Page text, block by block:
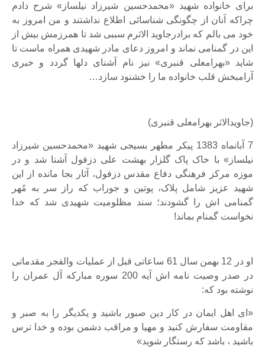
برای خانواده شهید «محمدحسین شیرزاد نیلساز» شرح دادم
چراکه آنان از چگونگی شناسائی اطلاع نداشتند و من امروز به
خود می بالم که برادرجاوید الاثرم سببی شد تا همرزمش بیش از
این در گمنامی نماند و امروز دعای مادر شهیدی همراه ماست تا
شاید «بهرامعلی قنبری» نیز نام آشنای دلها گردد و خبری
آرامبخش قلب خانواده ما را خشنود سازد…
(جاویدالاثر بهرامعلی قنبری)
7 آبانماه 1383 پیکر مطهر بسیجی شهید «محمدحسین شیرزاد
نیلساز» با خاک پاک گلزار بهشت علی دزفول آشنا شد و در
موزه مرکز فرهنگی دفاع مقدس دزفول، آثار بجا مانده از این
شهید عزیز شامل پلاک، پوتین و جوراب که راز سر به مُهر
گمنامی اش را گشودند؛ سند مظلومیت شهیدی شد که خدا
نخواست گمنام بماند!
او در 12 بهمن سال 61 ساعاتی قبل از عملیات والفجر مقدماتی
در صدر وصیت نامه اش آیه 200 سوره مبارکه آل عمران را
نوشته بود که:
«ای اهل ایمان در کار دین صبور باشید و یکدیگر را به صبر و
مقاومت سفارش کنید و مهیا و مراقب دشمن بوده و خدا ترس
باشید ، باشد که رستگار شوید»